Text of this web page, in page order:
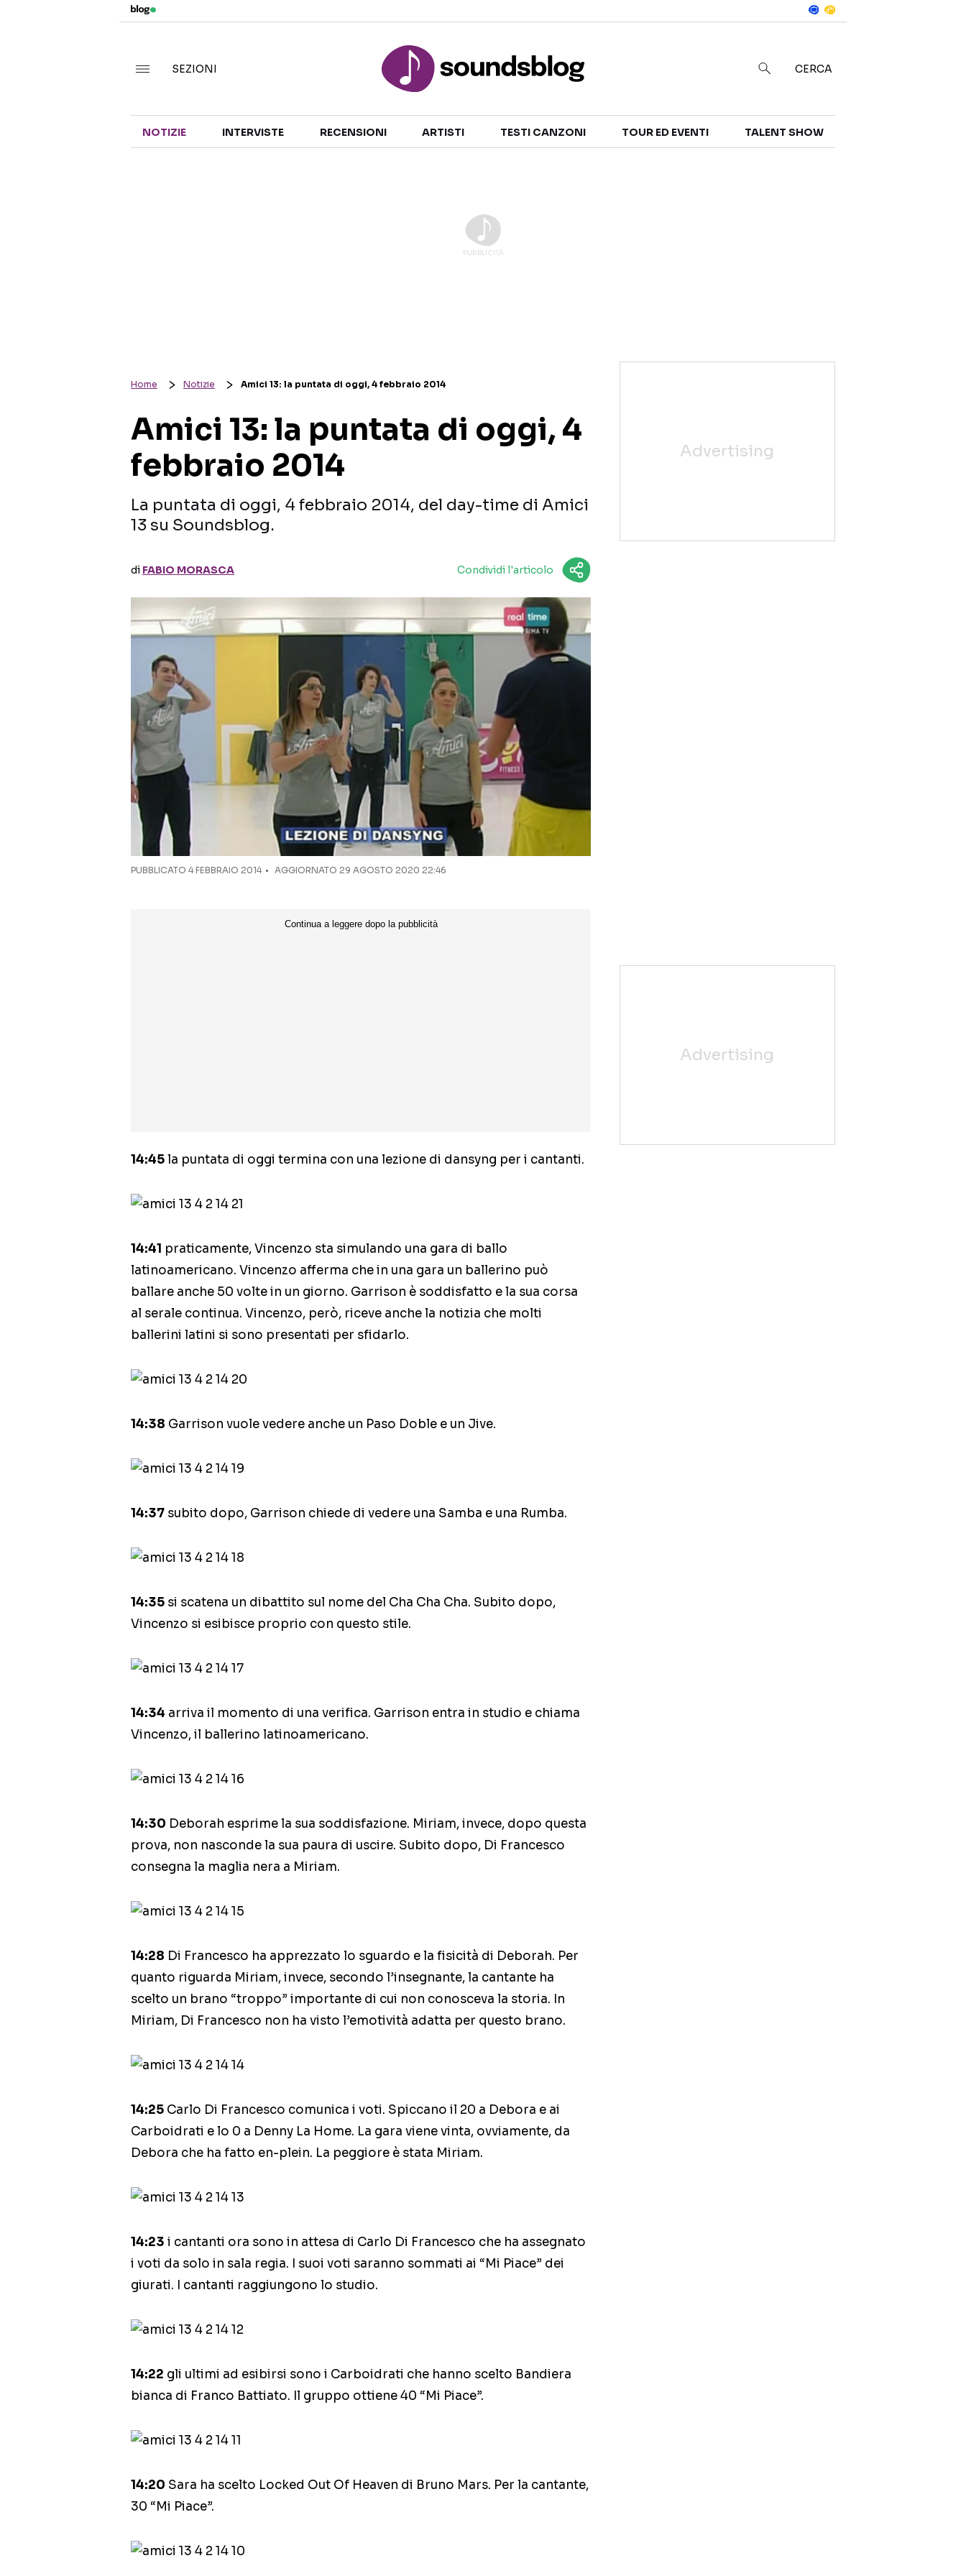
TALENT SHOW
SEZIONI CERCA
NOTIZIE INTERVISTE RECENSIONI ARTISTI TESTI CANZONI TOUR ED EVENTI TALENT SHOW
Home Notizie Amici 13: la puntata di oggi, 4 febbraio 2014
Amici 13: la puntata di oggi, 4
febbraio 2014
La puntata di oggi, 4 febbraio 2014, del day-time di Amici
13 su Soundsblog.
di FABIO MORASCA Condividi l'articolo
PUBBLICATO 4 FEBBRAIO 2014 AGGIORNATO 29 AGOSTO 2020 22:46
14:45la puntata di oggi termina con una lezione di dansyng per i cantanti.
14:41 praticamente, Vincenzo sta simulando una gara di ballo
latinoamericano. Vincenzo afferma che in una gara un ballerino può
ballare anche 50 volte in un giorno. Garrison è soddisfatto e la sua corsa
al serale continua. Vincenzo, però, riceve anche la notizia che molti
ballerini latini si sono presentati per sfidarlo.
14:38 Garrison vuole vedere anche un Paso Doble e un Jive.
14:37 subito dopo, Garrison chiede di vedere una Samba e una Rumba.
14:35 si scatena un dibattito sul nome del Cha Cha Cha. Subito dopo,
Vincenzo si esibisce proprio con questo stile.
14:34 arriva il momento di una verifica. Garrison entra in studio e chiama
Vincenzo, il ballerino latinoamericano.
14:30 Deborah esprime la sua soddisfazione. Miriam, invece, dopo questa
prova, non nasconde la sua paura di uscire. Subito dopo, Di Francesco
consegna la maglia nera a Miriam.
14:28 Di Francesco ha apprezzato lo sguardo e la fisicità di Deborah. Per
quanto riguarda Miriam, invece, secondo l’insegnante, la cantante ha
scelto un brano “troppo” importante di cui non conosceva la storia. In
Miriam, Di Francesco non ha visto l’emotività adatta per questo brano.
14:25 Carlo Di Francesco comunica i voti. Spiccano il 20 a Debora e ai
Carboidrati e lo 0 a Denny La Home. La gara viene vinta, ovviamente, da
Debora che ha fatto en-plein. La peggiore è stata Miriam.
14:23 i cantanti ora sono in attesa di Carlo Di Francesco che ha assegnato
i voti da solo in sala regia. I suoi voti saranno sommati ai “Mi Piace” dei
giurati. I cantanti raggiungono lo studio.
14:22 gli ultimi ad esibirsi sono i Carboidrati che hanno scelto Bandiera
bianca di Franco Battiato. Il gruppo ottiene 40 “Mi Piace”.
14:20 Sara ha scelto Locked Out Of Heaven di Bruno Mars. Per la cantante,
30 “Mi Piace”.